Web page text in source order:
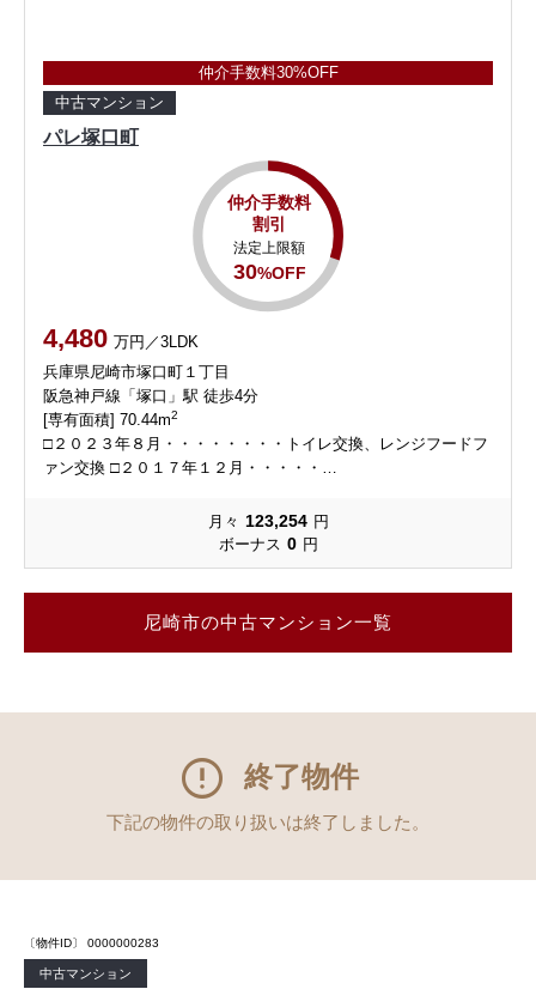
仲介手数料30%OFF
中古マンション
パレ塚口町
仲介手数料
割引
法定上限額
30%OFF
4,480 万円／3LDK
兵庫県尼崎市塚口町１丁目
阪急神戸線「塚口」駅 徒歩4分
[専有面積] 70.44m2
□２０２３年８月・・・・・・・・トイレ交換、レンジフードフ
ァン交換 □２０１７年１２月・・・・・…
月々 123,254 円
ボーナス 0 円
尼崎市の中古マンション一覧
終了物件
下記の物件の取り扱いは終了しました。
〔物件ID〕 0000000283
中古マンション